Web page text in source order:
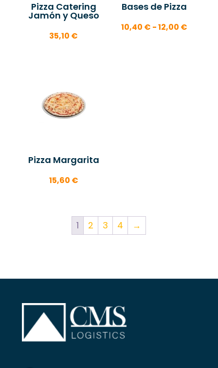
Pizza Catering
Jamón y Queso
35,10 €
Bases de Pizza
10,40 € -12,00 €
Pizza Margarita
15,60 €
1 2 3 4 →